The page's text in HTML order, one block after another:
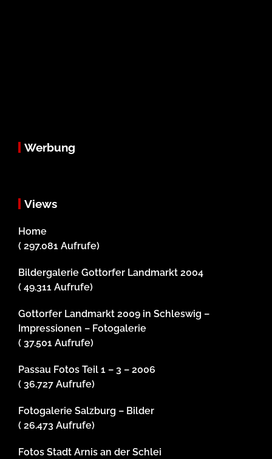
Werbung
Views
Home
( 297.081 Aufrufe)
Bildergalerie Gottorfer Landmarkt 2004
( 49.311 Aufrufe)
Gottorfer Landmarkt 2009 in Schleswig –
Impressionen – Fotogalerie
( 37.501 Aufrufe)
Passau Fotos Teil 1 – 3 – 2006
( 36.727 Aufrufe)
Fotogalerie Salzburg – Bilder
( 26.473 Aufrufe)
Fotos Stadt Arnis an der Schlei